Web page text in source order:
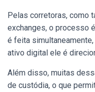
Pelas corretoras, como
exchanges, o processo
é feita
ativo digital ele é
Além disso, muitas
de custódia, o que